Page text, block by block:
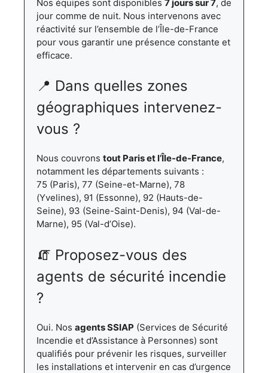
Nos équipes sont disponibles 7 jours sur 7, de
jour comme de nuit. Nous intervenons avec
réactivité sur l’ensemble de l’Île-de-France
pour vous garantir une présence constante et
efficace.
📍 Dans quelles zones
géographiques intervenez-
vous ?
Nous couvrons tout Paris et l’Île-de-France,
notamment les départements suivants :
75 (Paris), 77 (Seine-et-Marne), 78
(Yvelines), 91 (Essonne), 92 (Hauts-de-
Seine), 93 (Seine-Saint-Denis), 94 (Val-de-
Marne), 95 (Val-d’Oise).
🧯 Proposez-vous des
agents de sécurité incendie
?
Oui. Nos agents SSIAP (Services de Sécurité
Incendie et d’Assistance à Personnes) sont
qualifiés pour prévenir les risques, surveiller
les installations et intervenir en cas d’urgence